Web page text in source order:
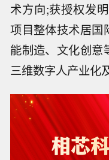
术方向;获授权发
项目整体技术居国
能制造、文化创意
三维数字人产业化